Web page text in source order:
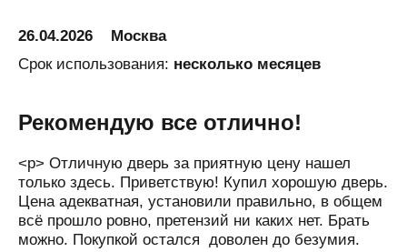
Калитва
Белгород
Белозерск
Белореченск
Березники
Бийск
26.04.2026
Москва
Срок использования: несколько месяцев
Рекомендую все отлично!
<p> Отличную дверь за приятную цену нашел
только здесь. Приветствую! Купил хорошую дверь.
Цена адекватная, установили правильно, в общем
всё прошло ровно, претензий ни каких нет. Брать
можно. Покупкой остался доволен до безумия.